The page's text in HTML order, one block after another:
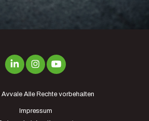
Avvale Alle Rechte vorbehalten
Impressum